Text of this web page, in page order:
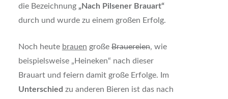
die Bezeichnung „Nach Pilsener Brauart“
durch und wurde zu einem großen Erfolg.
Noch heute brauen großeBrauereien, wie
beispielsweise „Heineken“ nach dieser
Brauart und feiern damit große Erfolge. Im
Unterschied zu anderen Bieren ist das nach